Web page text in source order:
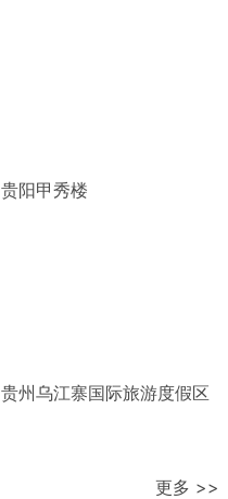
贵阳甲秀楼
贵州乌江寨国际旅游度假区
更多 >>